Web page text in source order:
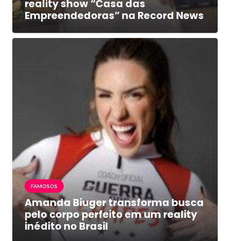
reality show “Casa das
Empreendedoras” na Record News
FAMOSOS
Amanda Biuger transforma busca
pelo corpo perfeito em um reality
inédito no Brasil